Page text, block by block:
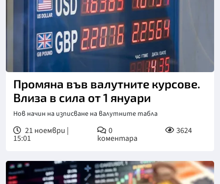
Промяна във валутните курсове.
Влиза в сила от 1 януари
Нов начин на изписване на валутните табла
21 ноември |
15:01
0
коментара
3624